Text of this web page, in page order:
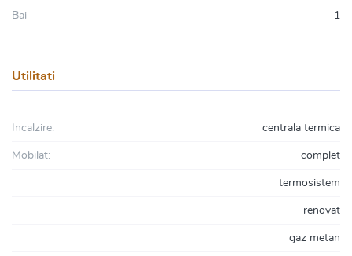
Bai 1
Utilitati
Incalzire: centrala termica
Mobilat: complet
termosistem
renovat
gaz metan